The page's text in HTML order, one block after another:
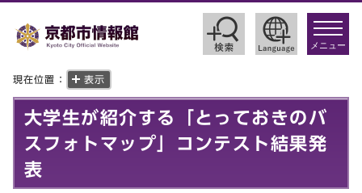
toggle
メニュー
現在位置： 表示
大学生が紹介する「とっておきのバ
スフォトマップ」コンテスト結果発
表